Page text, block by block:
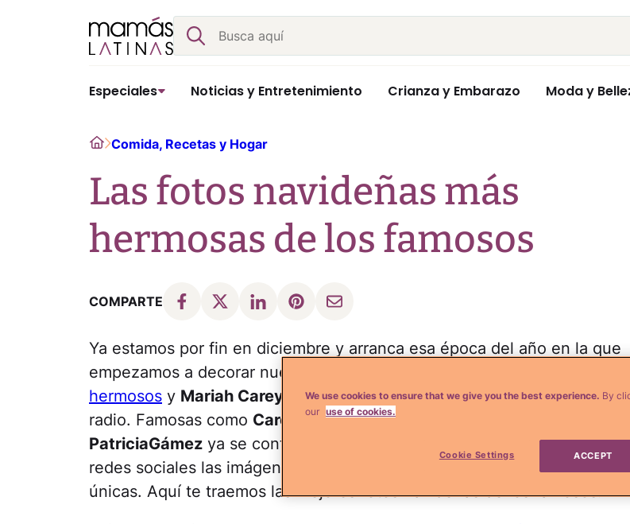
Buscar
Especiales Noticias y Entretenimiento Crianza y Embarazo Moda y
HomeComida, Recetas y Hogar
Las fotos navideñas más
hermosas de los famosos
COMPARTE
Ya estamos por fin en diciembre y arranca esa época del año en la que
empezamos a decorar nuestros hogares
hermosos y Mariah Carey
vuelve a sonar a todas horas en las emisoras
radio. Famosas como Carolina Sandoval,
PatriciaGámez ya se contagiaron del espíritu navideño compartiendo en
redes sociales las imágense más tiernas con sus hijitos. Y ellas no son
únicas. Aquí te traemos las mejores fotos navideñas de los famosos.
We use cookies to ensure that we give you the best experience. By
our use of cookies.
Cookie Settings ACCEPT